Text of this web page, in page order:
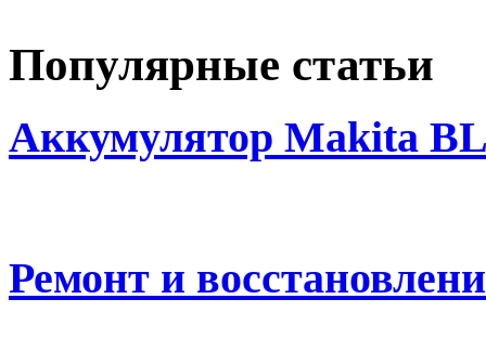
Популярные статьи
Аккумулятор Makita
Ремонт и